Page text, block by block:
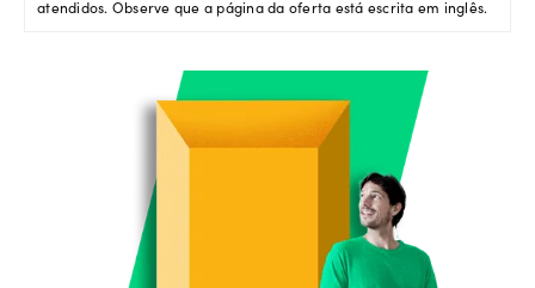
atendidos. Observe que a página da oferta está escrita em inglês.